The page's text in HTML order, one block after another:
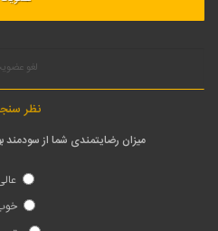
لغو
نظر
میزان رضایتمندی شما از سودمند